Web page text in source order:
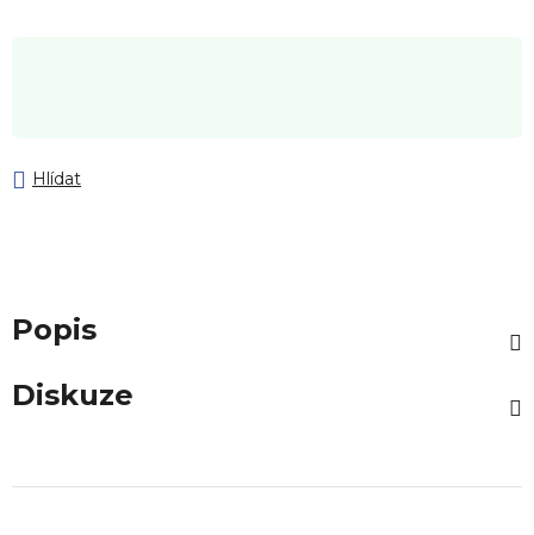
Hlídat
Popis
Diskuze